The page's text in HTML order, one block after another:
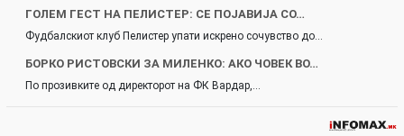
ГОЛЕМ ГЕСТ НА ПЕЛИСТЕР: СЕ ПОЈАВИЈА СО…
Фудбалскиот клуб Пелистер упати искрено сочувство до…
БОРКО РИСТОВСКИ ЗА МИЛЕНКО: АКО ЧОВЕК ВО…
По прозивките од директорот на ФК Вардар,…